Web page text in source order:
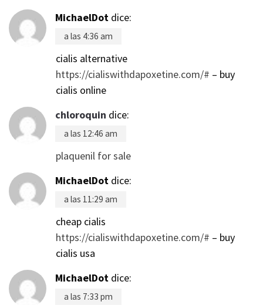
MichaelDot dice:
a las 4:36 am
cialis alternative
https://cialiswithdapoxetine.com/# – buy
cialis online
chloroquin dice:
a las 12:46 am
plaquenil for sale
MichaelDot dice:
a las 11:29 am
cheap cialis
https://cialiswithdapoxetine.com/# – buy
cialis usa
MichaelDot dice:
a las 7:33 pm